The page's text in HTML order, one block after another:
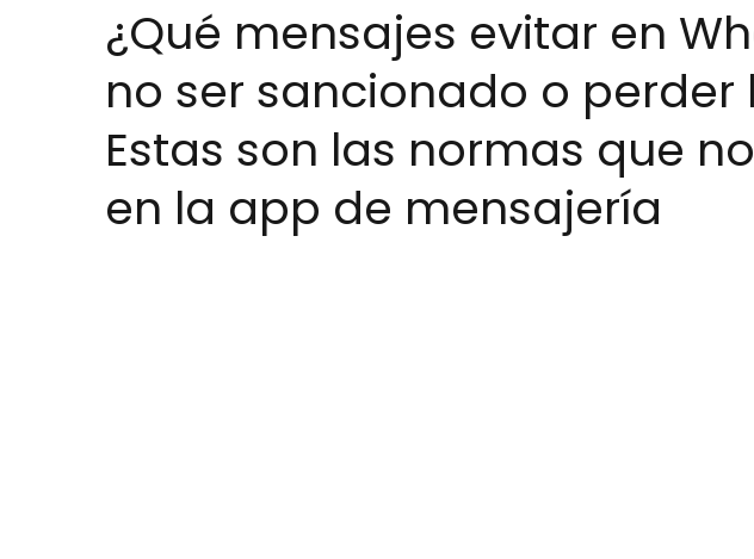
¿Qué mensajes evitar en
no ser sancionado o perder
Estas son las normas que
en la app de mensajería